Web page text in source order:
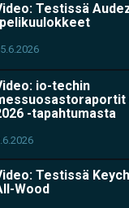
Testissä
io-techin
-tapahtumasta
Testissä
Wood